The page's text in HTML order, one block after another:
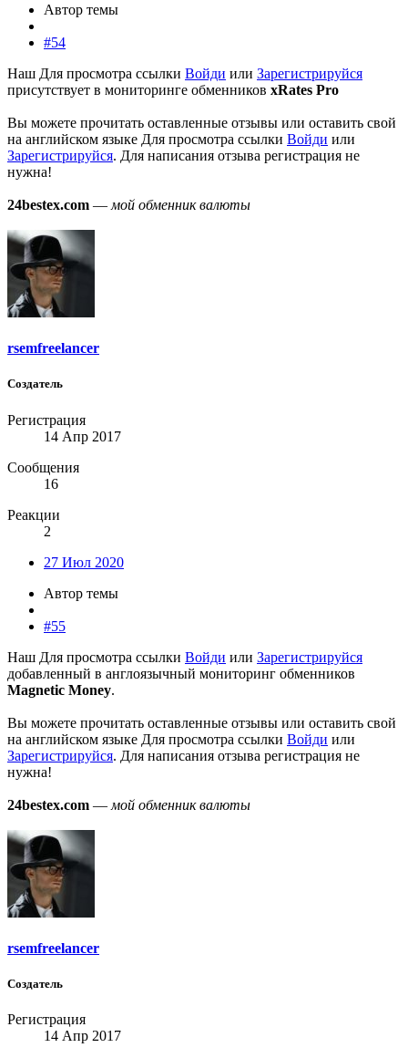
Автор темы
#54
Наш Для просмотра ссылки Войди или Зарегистрируйся
присутствует в мониторинге обменников xRates Pro
Вы можете прочитать оставленные отзывы или оставить свой
на английском языке Для просмотра ссылки Войди или
Зарегистрируйся. Для написания отзыва регистрация не
нужна!
24bestex.com — мой обменник валюты
rsemfreelancer
Создатель
Регистрация
14 Апр 2017
Сообщения
16
Реакции
2
27 Июл 2020
Автор темы
#55
Наш Для просмотра ссылки Войди или Зарегистрируйся
добавленный в англоязычный мониторинг обменников
Magnetic Money.
Вы можете прочитать оставленные отзывы или оставить свой
на английском языке Для просмотра ссылки Войди или
Зарегистрируйся. Для написания отзыва регистрация не
нужна!
24bestex.com — мой обменник валюты
rsemfreelancer
Создатель
Регистрация
14 Апр 2017